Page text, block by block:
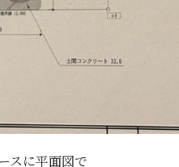
スに平面図で